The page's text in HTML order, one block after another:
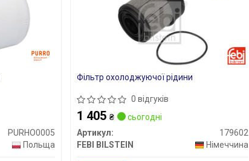
PURHO0005
Польща
Фільтр охолоджуючої рідини
0 відгуків
1 405₴
сьогодні
Артикул:
179602
FEBI BILSTEIN
Німеччина